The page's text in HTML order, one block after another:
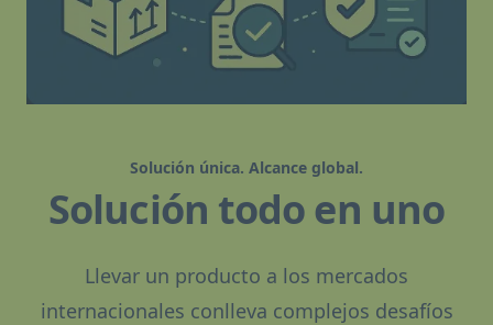
Solución única. Alcance global.
Solución todo en uno
Llevar un producto a los mercados
internacionales conlleva complejos desafíos